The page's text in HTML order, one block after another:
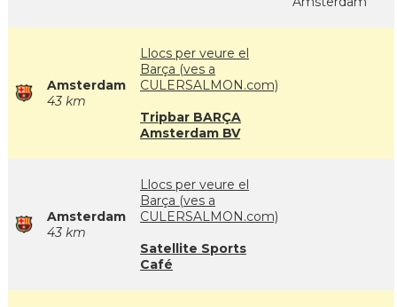
Amsterdam
43 km
Llocs per veure el
Barça (ves a
CULERSALMON.com)
Tripbar BARÇA
Amsterdam BV
Amsterdam
43 km
Llocs per veure el
Barça (ves a
CULERSALMON.com)
Satellite Sports
Café